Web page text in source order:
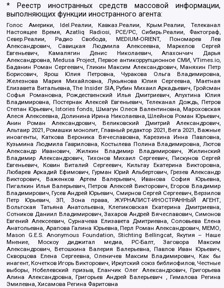
* Реестр иностранных средств массовой информации,
выполняющих функции иностранного агента:
Голос Америки, Idel.Реалии, Кавказ.Реалии, Крым.Реалии, Телеканал
Настоящее Время, Azatliq Radiosi, PCE/PC, Сибирь.Реалии, Фактограф,
Север.Реалии, Радио Свобода, MEDIUM-ORIENT, Пономарев Лев
Александрович, Савицкая Людмила Алексеевна, Маркелов Сергей
Евгеньевич, Камалягин Денис Николаевич, Апахончич Дарья
Александровна, Medusa Project, Первое антикоррупционное СМИ, VTimes.io,
Баданин Роман Сергеевич, Гликин Максим Александрович, Маняхин Петр
Борисович, Ярош Юлия Петровна, Чуракова Ольга Владимировна,
Железнова Мария Михайловна, Лукьянова Юлия Сергеевна, Маетная
Елизавета Витальевна, The Insider SIA, Рубин Михаил Аркадьевич, Гройсман
Софья Романовна, Рождественский Илья Дмитриевич, Апухтина Юлия
Владимировна, Постернак Алексей Евгеньевич, Телеканал Дождь, Петров
Степан Юрьевич, Istories fonds, Шмагун Олеся Валентиновна, Мароховская
Алеся Алексеевна, Долинина Ирина Николаевна, Шлейнов Роман Юрьевич,
Анин Роман Александрович, Великовский Дмитрий Александрович,
Альтаир 2021, Ромашки монолит, Главный редактор 2021, Вега 2021, Важные
иноагенты, Каткова Вероника Вячеславовна, Карезина Инна Павловна,
Кузьмина Людмила Гавриловна, Костылева Полина Владимировна, Лютов
Александр Иванович, Жилкин Владимир Владимирович, Жилинский
Владимир Александрович, Тихонов Михаил Сергеевич, Пискунов Сергей
Евгеньевич, Ковин Виталий Сергеевич, Кильтау Екатерина Викторовна,
Любарев Аркадий Ефимович, Гурман Юрий Альбертович, Грезев Александр
Викторович, Важенков Артем Валерьевич, Иванова София Юрьевна,
Пигалкин Илья Валерьевич, Петров Алексей Викторович, Егоров Владимир
Владимирович, Гусев Андрей Юрьевич, Смирнов Сергей Сергеевич, Верзилов
Петр Юрьевич, ЗП, Зона права, ЖУРНАЛИСТ-ИНОСТРАННЫЙ АГЕНТ,
Вольтская Татьяна Анатольевна, Клепиковская Екатерина Дмитриевна,
Сотников Даниил Владимирович, Захаров Андрей Вячеславович, Симонов
Евгений Алексеевич, Сурначева Елизавета Дмитриевна, Соловьева Елена
Анатольевна, Арапова Галина Юрьевна, Перл Роман Александрович, МЕМО,
Mason G.E.S. Anonymous Foundation, Stichting Bellingcat, Якутия – Наше
Мнение, Москоу диджитал медиа, РС-Балт, Заговора Максим
Александрович, Ветошкина Валерия Валерьевна, Павлов Иван Юрьевич,
Скворцова Елена Сергеевна, Оленичев Максим Владимирович, Как бы
инагент, Кочетков Игорь Викторович, Иркутский союз библиофилов, Честные
выборы, Нобелевский призыв, Еланчик Олег Александрович, Григорьева
Алина Александровна, Григорьев Андрей Валерьевич , Гималова Регина
Эмилевна, Хисамова Регина Фаритовна